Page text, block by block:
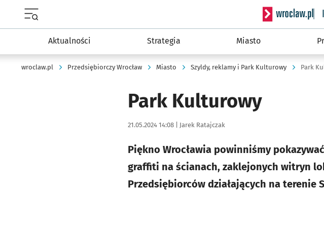
Serwis
Aktualności Strategia Miasto
wroclaw.pl Przedsiębiorczy Wrocław Miasto Szyldy, reklamy i Park Kulturowy Park
Park Kulturowy
Data publikacji:
21.05.2024 14:08 | Autor:
Jarek Ratajczak
Piękno Wrocławia powinniśmy
graffiti na ścianach, zaklejonych witryn
Przedsiębiorców działających na terenie